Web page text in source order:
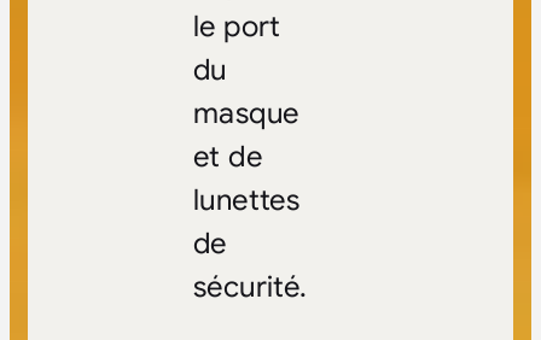
le port
du
masque
et de
lunettes
de
sécurité.